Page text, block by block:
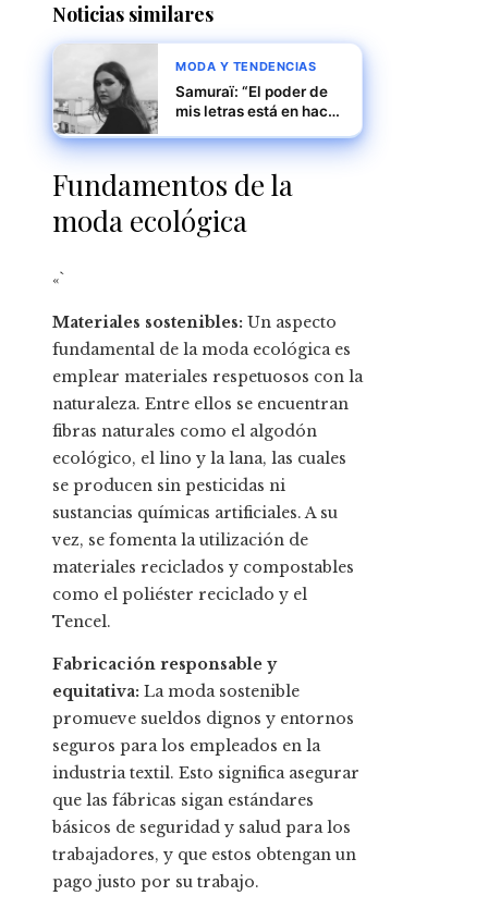
Noticias similares
MODA Y TENDENCIAS
Samuraï: “El poder de
mis letras está en hacer
Fundamentos de la
moda ecológica
«`
Materiales sostenibles: Un aspecto
fundamental de la moda ecológica es
emplear materiales respetuosos con la
naturaleza. Entre ellos se encuentran
fibras naturales como el algodón
ecológico, el lino y la lana, las cuales
se producen sin pesticidas ni
sustancias químicas artificiales. A su
vez, se fomenta la utilización de
materiales reciclados y compostables
como el poliéster reciclado y el
Tencel.
Fabricación responsable y
equitativa: La moda sostenible
promueve sueldos dignos y entornos
seguros para los empleados en la
industria textil. Esto significa asegurar
que las fábricas sigan estándares
básicos de seguridad y salud para los
trabajadores, y que estos obtengan un
pago justo por su trabajo.